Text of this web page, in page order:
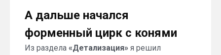
А дальше начался
форменный цирк с конями
Из раздела «Детализация» я решил